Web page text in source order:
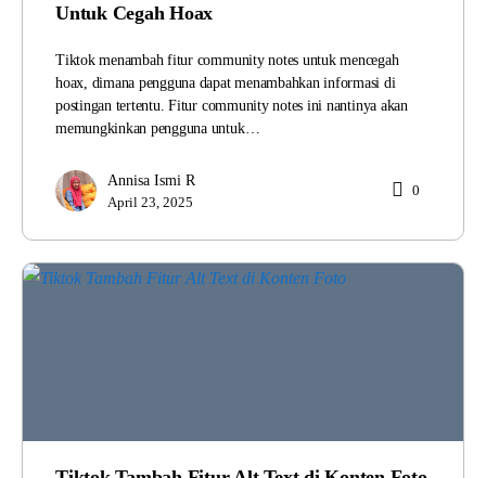
Untuk Cegah Hoax
Tiktok menambah fitur community notes untuk mencegah
hoax, dimana pengguna dapat menambahkan informasi di
postingan tertentu. Fitur community notes ini nantinya akan
memungkinkan pengguna untuk…
Annisa Ismi R
April 23, 2025
0